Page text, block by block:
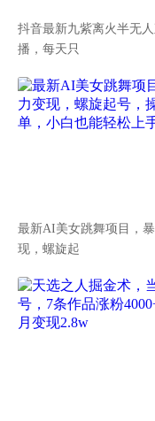
抖音最新九紫离火半无
播，每天只
最新AI美女跳舞项目，
现，螺旋起